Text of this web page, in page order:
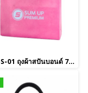
BAG-S-01 ถุงผ้าสปันบอนด์ 75 แกรม